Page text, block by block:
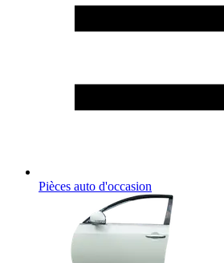
Pièces auto d'occasion